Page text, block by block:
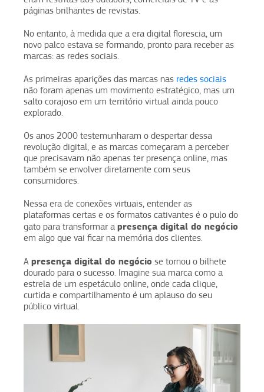
páginas brilhantes de revistas.
No entanto, à medida que a era digital florescia, um
novo palco estava se formando, pronto para receber as
marcas: as redes sociais.
As primeiras aparições das marcas nas redes sociais
não foram apenas um movimento estratégico, mas um
salto corajoso em um território virtual ainda pouco
explorado.
Os anos 2000 testemunharam o despertar dessa
revolução digital, e as marcas começaram a perceber
que precisavam não apenas ter presença online, mas
também se envolver diretamente com seus
consumidores.
Nessa era de conexões virtuais, entender as
plataformas certas e os formatos cativantes é o pulo do
gato para transformar a presença digital do negócio
em algo que vai ficar na memória dos clientes.
A presença digital do negócio se tornou o bilhete
dourado para o sucesso. Imagine sua marca como a
estrela de um espetáculo online, onde cada clique,
curtida e compartilhamento é um aplauso do seu
público virtual.